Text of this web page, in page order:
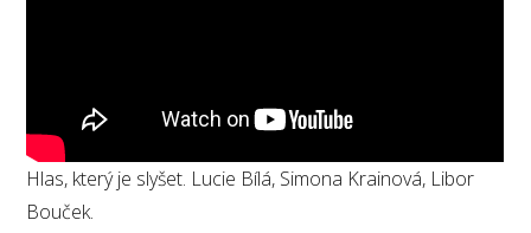
Hlas, který je slyšet. Lucie Bílá, Simona Krainová, Libor
Bouček.